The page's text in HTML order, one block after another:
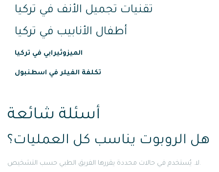
تقنيات تجميل الأنف في تركيا
أطفال الأنابيب في تركيا
الميزوثيرابي في تركيا
تكلفة الفيلر في اسطنبول
أسئلة شائعة
هل الروبوت يناسب كل العمليات؟
لا. يُستخدم في حالات محددة يقررها الفريق الطبي حسب التشخيص.